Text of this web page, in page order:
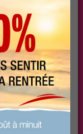
PLUS
COACHING